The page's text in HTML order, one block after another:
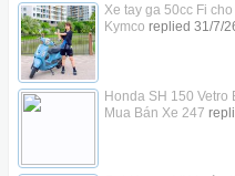
Xe tay ga 50cc Fi
Kymco replied 31/7/
Honda SH 150 Vetro
Mua Bán Xe 247